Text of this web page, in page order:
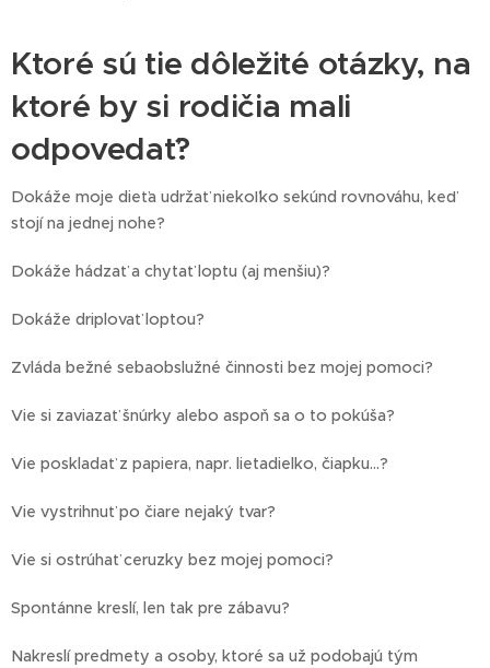
Ktoré sú tie dôležité otázky, na
ktoré by si rodičia mali
odpovedať?
Dokáže moje dieťa udržať niekoľko sekúnd rovnováhu, keď
stojí na jednej nohe?
Dokáže hádzať a chytať loptu (aj menšiu)?
Dokáže driplovať loptou?
Zvláda bežné sebaobslužné činnosti bez mojej pomoci?
Vie si zaviazať šnúrky alebo aspoň sa o to pokúša?
Vie poskladať z papiera, napr. lietadielko, čiapku...?
Vie vystrihnuť po čiare nejaký tvar?
Vie si ostrúhať ceruzky bez mojej pomoci?
Spontánne kreslí, len tak pre zábavu?
Nakreslí predmety a osoby, ktoré sa už podobajú tým